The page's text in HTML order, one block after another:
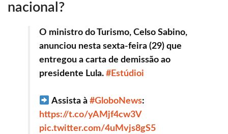
nacional?
O ministro do Turismo, Celso Sabino,
anunciou nesta sexta-feira (29) que
entregou a carta de demissão ao
presidente Lula. #Estúdioi
Assista à #GloboNews:
https://t.co/yAMjf4cw3V
pic.twitter.com/4uMvjs8gS5